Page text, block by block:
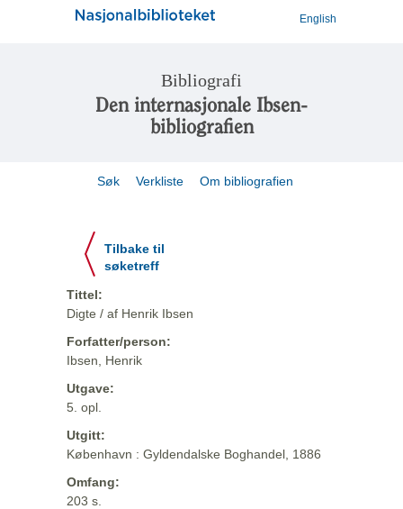
English
Bibliografi
Den internasjonale Ibsen-
bibliografien
Søk Verkliste Om bibliografien
Tilbake til
søketreff
Tittel:
Digte / af Henrik Ibsen
Forfatter/person:
Ibsen, Henrik
Utgave:
5. opl.
Utgitt:
København : Gyldendalske Boghandel, 1886
Omfang:
203 s.